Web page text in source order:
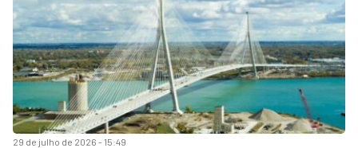
29 de julho de 2026 - 15:49